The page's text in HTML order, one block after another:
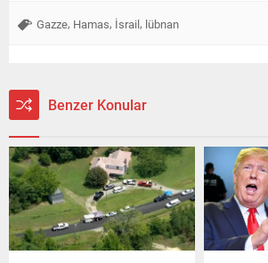
Gazze, Hamas, İsrail, lübnan
Benzer Konular